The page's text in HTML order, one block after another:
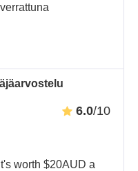
6.0/10
worth $20AUD a